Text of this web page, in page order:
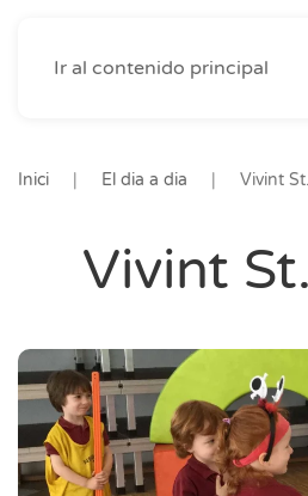
Ir al contenido principal
Inici El dia a dia Vivint
Vivint